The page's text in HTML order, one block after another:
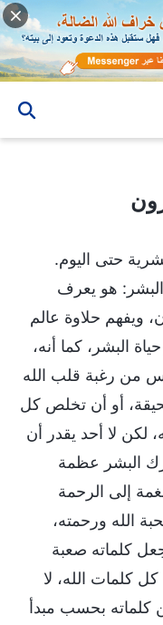
حتى اليوم.
هو يعرف
ويفهم حلاوة عالم
البشر، كما أنه،
من رغبة قلب الله
أو أن تخلص كل
لكن لا أحد يقدر أن
البشر عظمة
إلى الرحمة
الله ورحمته،
كلماته صعبة
كلمات الله، لا
كلماته بحسب مبدأ